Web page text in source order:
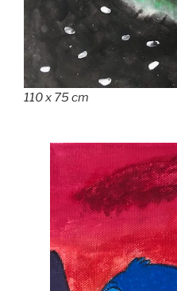
110 x 75 cm